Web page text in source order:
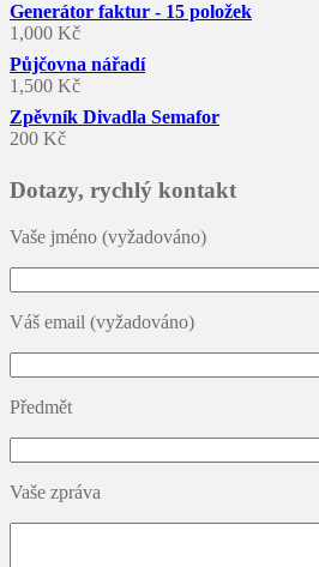
Generátor faktur - 15 položek
1,000 Kč
Půjčovna nářadí
1,500 Kč
Zpěvník Divadla Semafor
200 Kč
Dotazy, rychlý kontakt
Vaše jméno (vyžadováno)
Váš email (vyžadováno)
Předmět
Vaše zpráva